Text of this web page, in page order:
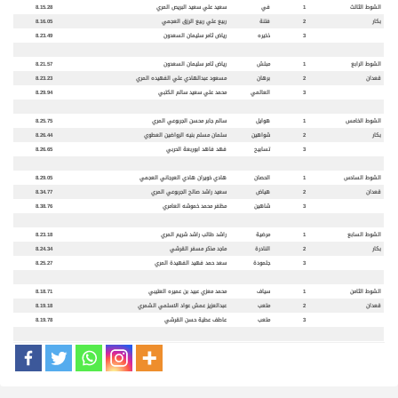
الشوط الثالث 1 في سعيد علي سعيد البريص المري
8.15.28
بكار
2 فتنة ربيع علي ربيع الرزق العجمي
8.16.05
3
ذخيره رياض ثامر سليمان السعدون 8.23.49
الشوط الرابع 1 مبلش رياض ثامر سليمان السعدون
8.21.57
قعدان
2 برهان مسعود عبدالهادي علي الفهيده المري
8.23.23
3
العالمي محمد علي سعيد سالم الكتبي 8.29.94
الشوط الخامس 1 هوايل سالم جابر محسن الجربوعي المري
8.25.75
بكار
2 شواهين سلمان مسلم بنيه الرواضين العطوي
8.26.44
3
تسابيح فهد فاهد ابوربعة الحربي 8.26.65
الشوط السادس 1 الحصان هادي خويران هادي العرجاني العجمي
8.29.05
قعدان
2 هياض سعيد راشد صالح الجربوعي المري
8.34.77
3
شاهين مظفر محمد خموشه العامري 8.38.76
الشوط السابع 1 مرضية راشد طالب راشد شريم المري
8.23.18
بكار
2 النادرة ماجد مذكر مسفر القرشي
8.24.34
3
جلمودة سعد حمد فهيد الفهيدة المري 8.25.27
الشوط الثامن 1 سياف محمد معزي عبيد بن عميره العتيبي
8.18.71
قعدان
2 متعب عبدالعزيز عمش عواد الاسلمي الشمري
8.19.18
3
متعب عاطف عطية حسن القرشي 8.19.78